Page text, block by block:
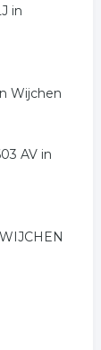
in
Wijchen
AV in